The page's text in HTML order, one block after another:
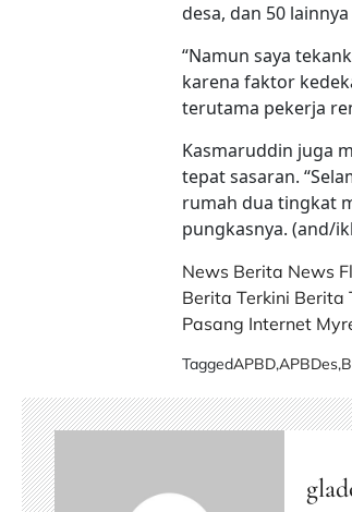
desa, dan 50
“Namun saya
karena faktor
terutama pekerja
Kasmaruddin juga
tepat sasaran.
rumah dua tingkat
pungkasnya. (and/
News Berita News
Berita Terkini Berita
Pasang Internet
TaggedAPBD,APBDes,